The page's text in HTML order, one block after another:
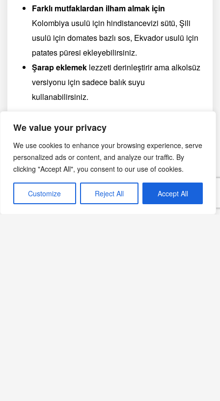
We value your privacy
We use cookies to enhance your browsing experience, serve
personalized ads or content, and analyze our traffic. By
clicking "Accept All", you consent to our use of cookies.
Customize Reject All Accept All
Farklı mutfaklardan ilham almak için
Kolombiya usulü için hindistancevizi sütü, Şili
usulü için domates bazlı sos, Ekvador usulü için
patates püresi ekleyebilirsiniz.
Şarap eklemek lezzeti derinleştirir ama alkolsüz
versiyonu için sadece balık suyu
kullanabilirsiniz.
gelen enfes bir deniz mahsulleri yemeğidir.
Kremamsı dokusu, baharatların zengin aroması ve
taze deniz ürünleriyle her lokmada farklı bir lezzet
patlaması sunar. Soğuk günlerde içinizi ısıtacak bu
lezzetli güveci mutlaka deneyin!